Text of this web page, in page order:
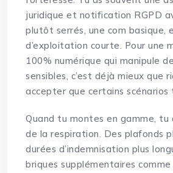
juridique et notification RGPD
plutôt serrés, une com basique,
d’exploitation courte. Pour une
100% numérique qui manipule
sensibles, c’est déjà mieux que
accepter que certains scénarios
Quand tu montes en gamme,
de la respiration. Des plafonds
durées d’indemnisation plus
briques supplémentaires